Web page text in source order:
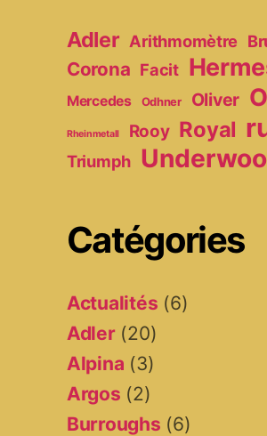
Adler Arithmomètre
Corona Facit
Mercedes
Odhner Oliver
Rheinmetall Rooy Royal
Triumph
Catégories
Actualités (6)
Adler(20)
Alpina (3)
Argos (2)
Burroughs (6)